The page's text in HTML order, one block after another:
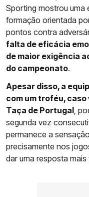
Sporting mostrou uma
formação orientada
pontos contra
falta de eficácia
de maior exigência
do campeonato.
Apesar disso, a
com um troféu,
Taça de Portugal,
segunda vez
permanece a
precisamente nos
dar uma resposta